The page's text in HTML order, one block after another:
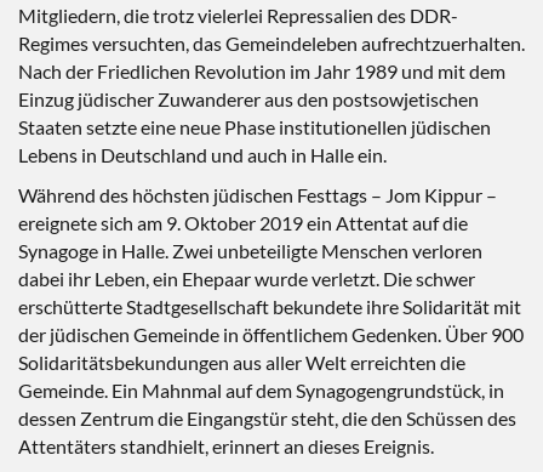
Mitgliedern, die trotz vielerlei Repressalien des DDR-
Regimes versuchten, das Gemeindeleben aufrechtzuerhalten.
Nach der Friedlichen Revolution im Jahr 1989 und mit dem
Einzug jüdischer Zuwanderer aus den postsowjetischen
Staaten setzte eine neue Phase institutionellen jüdischen
Lebens in Deutschland und auch in Halle ein.
Während des höchsten jüdischen Festtags – Jom Kippur –
ereignete sich am 9. Oktober 2019 ein Attentat auf die
Synagoge in Halle. Zwei unbeteiligte Menschen verloren
dabei ihr Leben, ein Ehepaar wurde verletzt. Die schwer
erschütterte Stadtgesellschaft bekundete ihre Solidarität mit
der jüdischen Gemeinde in öffentlichem Gedenken. Über 900
Solidaritätsbekundungen aus aller Welt erreichten die
Gemeinde. Ein Mahnmal auf dem Synagogengrundstück, in
dessen Zentrum die Eingangstür steht, die den Schüssen des
Attentäters standhielt, erinnert an dieses Ereignis.